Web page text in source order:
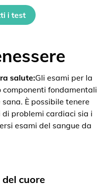
i test
salute:Gli esami per la
componenti fondamentali
È possibile tenere
problemi cardiaci sia i
esami del sangue da
cuore